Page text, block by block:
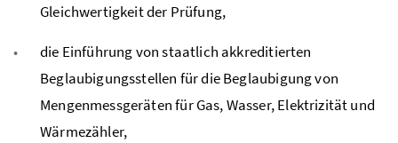
Gleichwertigkeit der Prüfung,
die Einführung von staatlich akkreditierten
Beglaubigungsstellen für die Beglaubigung von
Mengenmessgeräten für Gas, Wasser, Elektrizität und
Wärmezähler,